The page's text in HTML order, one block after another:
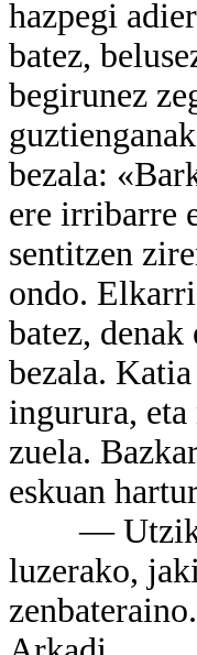
hazpegi
batez,
begirunez
bezala:
ere irribarre
sentitzen
ondo.
batez,
bezala.
ingurura,
zuela.
eskuan
— Utziko
luzerako,